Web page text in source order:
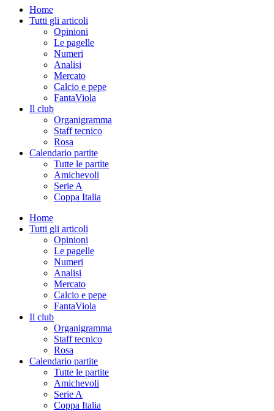
Home
Tutti gli articoli
Opinioni
Le pagelle
Numeri
Analisi
Mercato
Calcio e pepe
FantaViola
Il club
Organigramma
Staff tecnico
Rosa
Calendario partite
Tutte le partite
Amichevoli
Serie A
Coppa Italia
Home
Tutti gli articoli
Opinioni
Le pagelle
Numeri
Analisi
Mercato
Calcio e pepe
FantaViola
Il club
Organigramma
Staff tecnico
Rosa
Calendario partite
Tutte le partite
Amichevoli
Serie A
Coppa Italia